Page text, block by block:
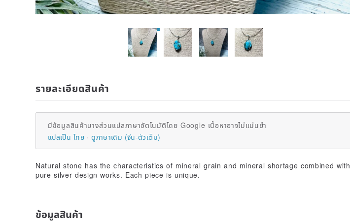
รายละเอียดสินค้า
มีข้อมูลสินค้าบางส่วนแปลภาษาอัตโนมัติโดย Google เนื้อหาอาจไม่แม่นยำ
แปลเป็น ไทย
ดูภาษาเดิม (จีน-ตัวเต็ม)
Natural stone has the characteristics of mineral grain and mineral shortage combined with
pure silver design works. Each piece is unique.
ข้อมูลสินค้า